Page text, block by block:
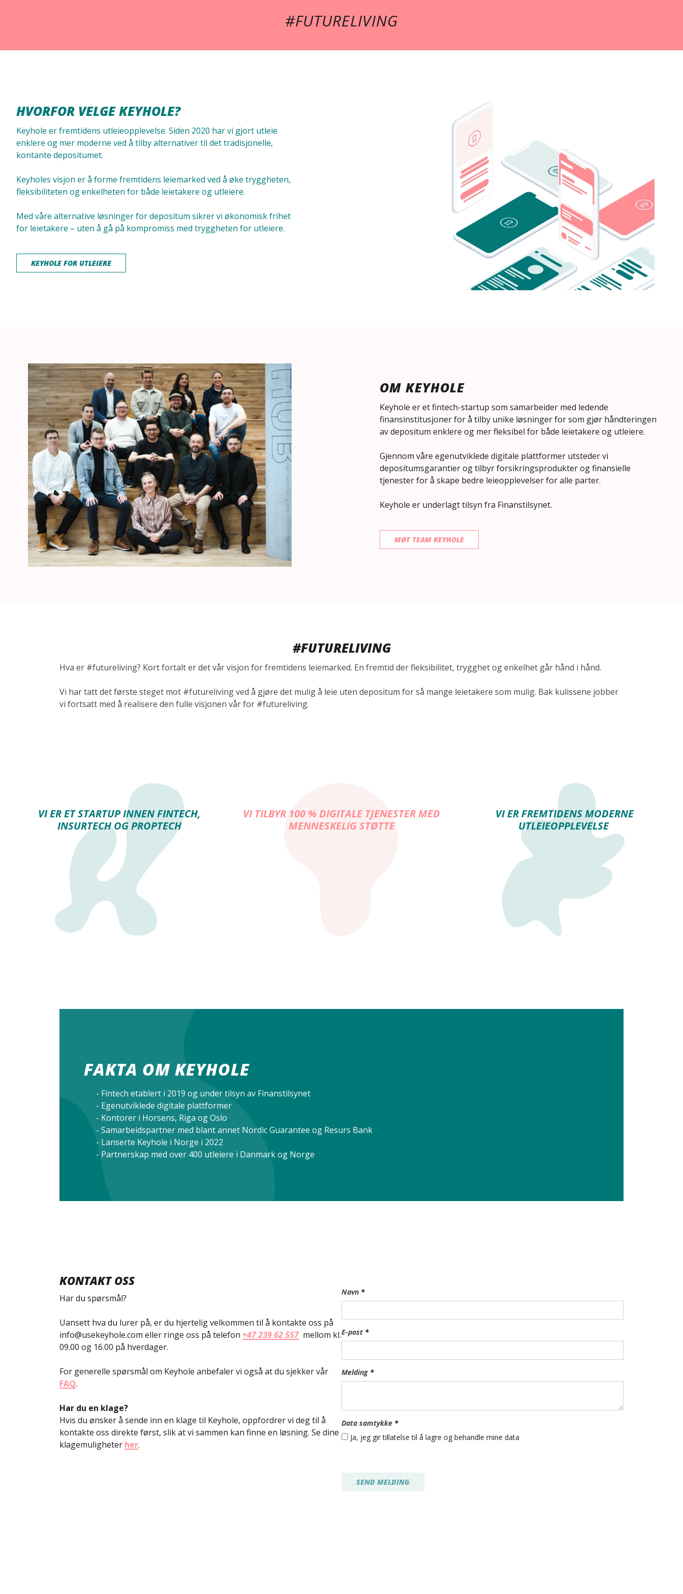
#FUTURELIVING
HVORFOR VELGE KEYHOLE?
Keyhole er fremtidens utleieopplevelse. Siden 2020 har vi gjort utleie
enklere og mer moderne ved å tilby alternativer til det tradisjonelle,
kontante depositumet.
Keyholes visjon er å forme fremtidens leiemarked ved å øke tryggheten,
fleksibiliteten og enkelheten for både leietakere og utleiere.
Med våre alternative løsninger for depositum sikrer vi økonomisk frihet
for leietakere – uten å gå på kompromiss med tryggheten for utleiere.
KEYHOLE FOR UTLEIERE
OM KEYHOLE
Keyhole er et fintech-startup som samarbeider med ledende
finansinstitusjoner for å tilby unike løsninger for som gjør håndteringen
av depositum enklere og mer fleksibel for både leietakere og utleiere.
Gjennom våre egenutviklede digitale plattformer utsteder vi
depositumsgarantier og tilbyr forsikringsprodukter og finansielle
tjenester for å skape bedre leieopplevelser for alle parter.
Keyhole er underlagt tilsyn fra Finanstilsynet.
MØT TEAM KEYHOLE
#FUTURELIVING
Hva er #futureliving? Kort fortalt er det vår visjon for fremtidens leiemarked. En fremtid der fleksibilitet, trygghet og enkelhet går hånd i hånd.
Vi har tatt det første steget mot #futureliving ved å gjøre det mulig å leie uten depositum for så mange leietakere som mulig. Bak kulissene jobber
vi fortsatt med å realisere den fulle visjonen vår for #futureliving.
VI ER ET STARTUP INNEN FINTECH,
INSURTECH OG PROPTECH
VI TILBYR 100 % DIGITALE TJENESTER MED
MENNESKELIG STØTTE
VI ER FREMTIDENS MODERNE
UTLEIEOPPLEVELSE
FAKTA OM KEYHOLE
- Fintech etablert i 2019 og under tilsyn av Finanstilsynet
- Egenutviklede digitale plattformer
- Kontorer i Horsens, Riga og Oslo
- Samarbeidspartner med blant annet Nordic Guarantee og Resurs Bank
- Lanserte Keyhole i Norge i 2022
- Partnerskap med over 400 utleiere i Danmark og Norge
KONTAKT OSS
Har du spørsmål?
Uansett hva du lurer på, er du hjertelig velkommen til å kontakte oss på
info@usekeyhole.com eller ringe oss på telefon +47 239 62 557 mellom kl.
09.00 og 16.00 på hverdager.
For generelle spørsmål om Keyhole anbefaler vi også at du sjekker vår
FAQ.
Har du en klage?
Hvis du ønsker å sende inn en klage til Keyhole, oppfordrer vi deg til å
kontakte oss direkte først, slik at vi sammen kan finne en løsning. Se dine
klagemuligheter her.
Navn *
E-post *
Melding *
Data samtykke *
Ja, jeg gir tillatelse til å lagre og behandle mine data